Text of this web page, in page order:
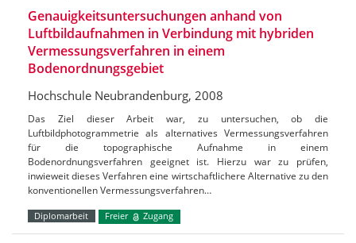
Genauigkeitsuntersuchungen anhand von
Luftbildaufnahmen in Verbindung mit hybriden
Vermessungsverfahren in einem
Bodenordnungsgebiet
Hochschule Neubrandenburg, 2008
Das Ziel dieser Arbeit war, zu untersuchen, ob die
Luftbildphotogrammetrie als alternatives Vermessungsverfahren
für die topographische Aufnahme in einem
Bodenordnungsverfahren geeignet ist. Hierzu war zu prüfen,
inwieweit dieses Verfahren eine wirtschaftlichere Alternative zu den
konventionellen Vermessungsverfahren…
Diplomarbeit Freier Zugang